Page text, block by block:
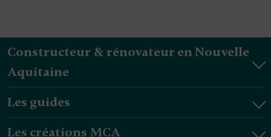
Constructeur & rénovateur en Nouvelle
Aquitaine
Les guides
Les créations MCA